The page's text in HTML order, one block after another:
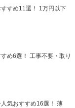
すめ11選！ 1万円以下
め6選！ 工事不要・取り
気おすすめ16選！ 薄